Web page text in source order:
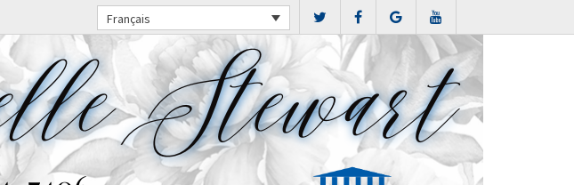
Français